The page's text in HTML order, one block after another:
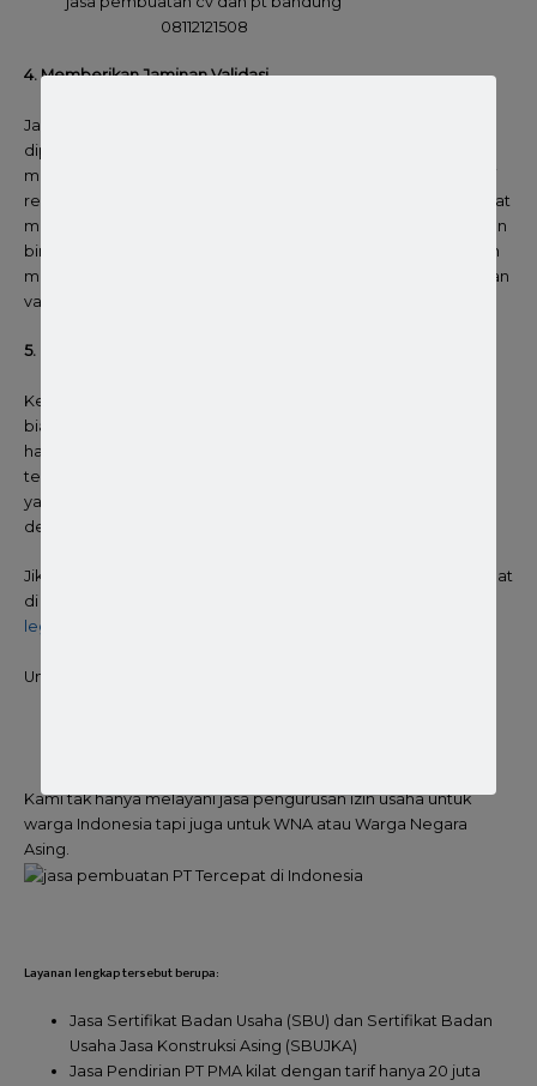
08112121508
4. Memberikan Jaminan Validasi
Jaminan validasi merupakan hal yang penting untuk
diperhatikan, di mana jaminan ini dibutuhkan ketika ada
masalah. Perusahaan harus bisa mengatasi atau menghadapi
resiko yang mungkin terjadi tanpa batas waktu. Mengingat saat
membuat PT, seringkali ada kendala yang muncul. Perusahaan
biro jasa yang profesional pasti sudah berpengalaman dalam
mengatasi hal tersebut, sehingga tidak takut memberi jaminan
validasi.
5. Mempertimbangkan Biaya
Ketika menggunakan jasa Buat PT, Anda perlu menyiapkan
biaya untuk membayar jasa tersebut. Jangan tertipu dengan
harga yang murah dan tidak masuk akal, untuk menghindari
terkena penipuan. Anda bisa membandingkan harga pasaran
yang umum dan standar, serta memilih biaya yang sesuai
dengan budget yang dimiliki.
Jika Anda membutuhkan jasa pembuatan PT yang murah cepat
di seluruh Indonesia, bisa segera kunjungi dan hubungi
legalitascepat.id
Untuk Satu set PT :
Kami tak hanya melayani jasa pengurusan izin usaha untuk
warga Indonesia tapi juga untuk WNA atau Warga Negara
Asing.
Layanan lengkap tersebut berupa:
Jasa Sertifikat Badan Usaha (SBU) dan Sertifikat Badan
Usaha Jasa Konstruksi Asing (SBUJKA)
Jasa Pendirian PT PMA kilat dengan tarif hanya 20 juta